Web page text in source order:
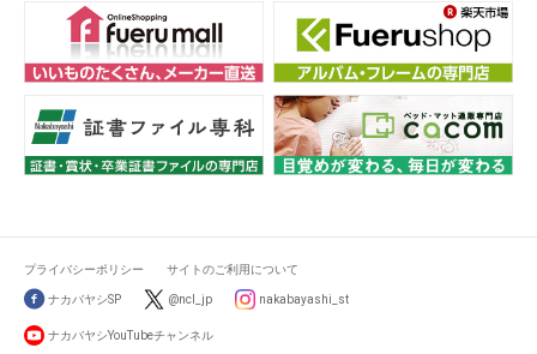
プライバシーポリシー サイトのご利用について
ナカバヤシSP @ncl_jp nakabayashi_st
ナカバヤシYouTubeチャンネル